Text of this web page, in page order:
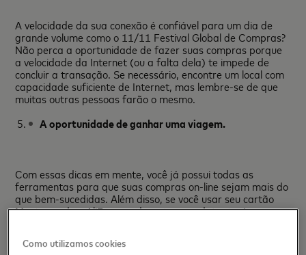
A velocidade da sua conexão é confiável para um dia de
grande volume como o 11/11 Festival Global de Compras?
Não perca a oportunidade de fazer suas compras porque
a velocidade da Internet (ou a falta dela) te impede de
concluir a transação. Se necessário, encontre um local com
capacidade suficiente de Internet, mas lembre-se de que
muitas outras pessoas farão o mesmo.
A oportunidade de ganhar uma viagem.
Com essas dicas em mente, você já possui todas as
ferramentas para que suas compras on-line sejam mais do
que bem-sucedidas. Além disso, se você usar seu cartão
Mastercard no AliExpress durante essa data, terá a
Como utilizamos cookies